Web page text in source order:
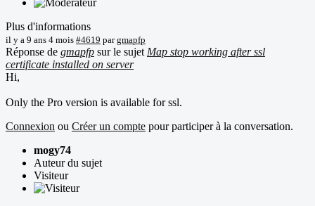
Plus d'informations
il y a 9 ans 4 mois #4619 pargmapfp
Réponse de gmapfp sur le sujet Map stop working after ssl
certificate installed on server
Hi,
Only the Pro version is available for ssl.
Connexion ou Créer un compte pour participer à la conversation.
mogy74
Auteur du sujet
Visiteur